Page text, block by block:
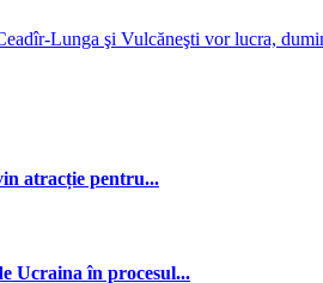
Lunga şi Vulcăneşti vor lucra,
atracție pentru...
Ucraina în procesul...